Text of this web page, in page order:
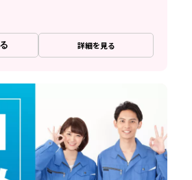
詳細を見る